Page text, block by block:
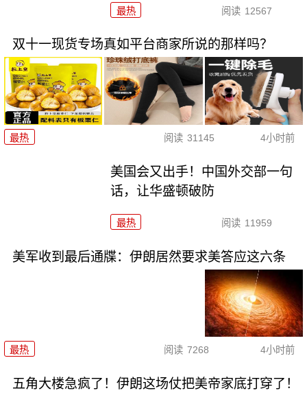
最热 阅读 12567
双十一现货专场真如平台商家所说的那样吗？
最热 阅读 31145 4小时前
美国会又出手！中国外交部一句
话，让华盛顿破防
最热 阅读 11959
美军收到最后通牒：伊朗居然要求美答应这六条
最热 阅读 7268 4小时前
五角大楼急疯了！伊朗这场仗把美帝家底打穿了！